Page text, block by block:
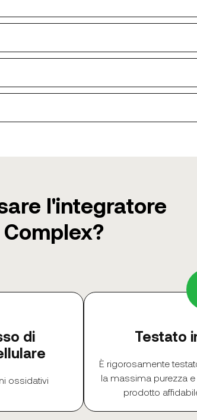
l'integratore
di
ossidativi
Testato
È rigorosamente
la massima purezza
prodotto